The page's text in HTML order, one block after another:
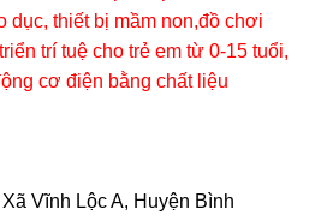
dục, thiết bị mầm non,đồ chơi
trí tuệ cho trẻ em từ 0-15 tuổi,
cơ điện bằng chất liệu
Vĩnh Lộc A, Huyện Bình